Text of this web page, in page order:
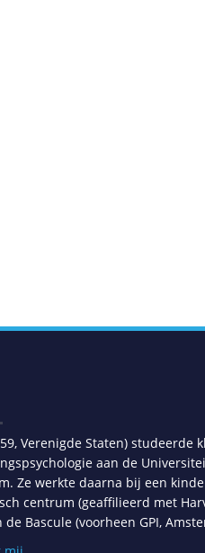
Verenigde Staten) studeerde
aan de
Ze werkte daarna bij een
centrum (geaffilieerd met
de Bascule (voorheen GPI,